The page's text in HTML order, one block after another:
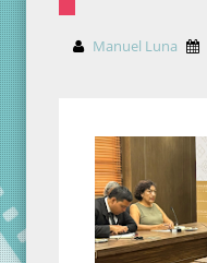
Manuel Luna